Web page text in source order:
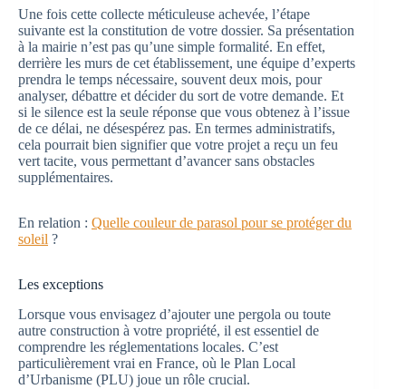
Une fois cette collecte méticuleuse achevée, l’étape
suivante est la constitution de votre dossier. Sa présentation
à la mairie n’est pas qu’une simple formalité. En effet,
derrière les murs de cet établissement, une équipe d’experts
prendra le temps nécessaire, souvent deux mois, pour
analyser, débattre et décider du sort de votre demande. Et
si le silence est la seule réponse que vous obtenez à l’issue
de ce délai, ne désespérez pas. En termes administratifs,
cela pourrait bien signifier que votre projet a reçu un feu
vert tacite, vous permettant d’avancer sans obstacles
supplémentaires.
En relation : Quelle couleur de parasol pour se protéger du
soleil ?
Les exceptions
Lorsque vous envisagez d’ajouter une pergola ou toute
autre construction à votre propriété, il est essentiel de
comprendre les réglementations locales. C’est
particulièrement vrai en France, où le Plan Local
d’Urbanisme (PLU) joue un rôle crucial.